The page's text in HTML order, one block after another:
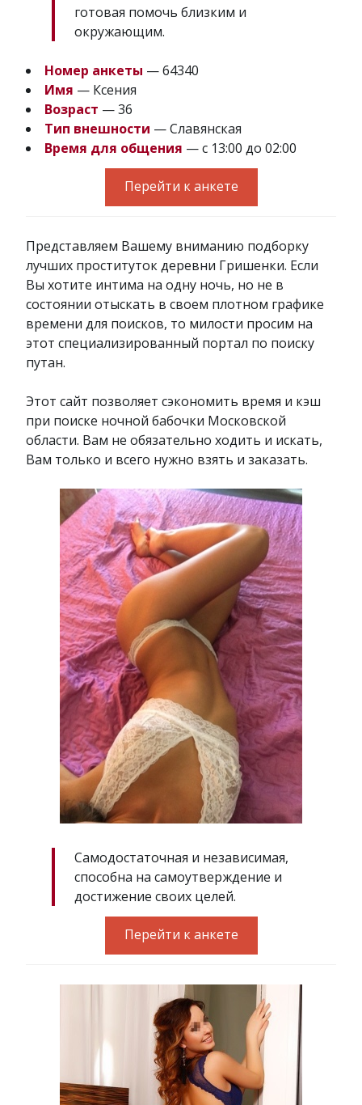
готовая помочь близким и
окружающим.
Номер анкеты — 64340
Имя — Ксения
Возраст — 36
Тип внешности — Славянская
Время для общения — с 13:00 до 02:00
Перейти к анкете
Представляем Вашему вниманию подборку
лучших проституток деревни Гришенки. Если
Вы хотите интима на одну ночь, но не в
состоянии отыскать в своем плотном графике
времени для поисков, то милости просим на
этот специализированный портал по поиску
путан.
Этот сайт позволяет сэкономить время и кэш
при поиске ночной бабочки Московской
области. Вам не обязательно ходить и искать,
Вам только и всего нужно взять и заказать.
Самодостаточная и независимая,
способна на самоутверждение и
достижение своих целей.
Перейти к анкете